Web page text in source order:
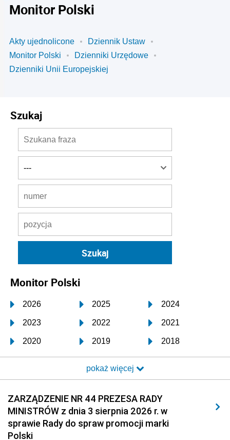
Monitor Polski
Akty ujednolicone
Dziennik Ustaw
Monitor Polski
Dzienniki Urzędowe
Dzienniki Unii Europejskiej
Szukaj
Monitor Polski
2026 2025 2024
2023 2022 2021
2020 2019 2018
2017 2016 2015
2014 2013 2012
2011 2010 2009
2008 2007 2006
2005
pokaż więcej
ZARZĄDZENIE NR 44 PREZESA RADY
MINISTRÓW z dnia 3 sierpnia 2026 r. w
sprawie Rady do spraw promocji marki
Polski